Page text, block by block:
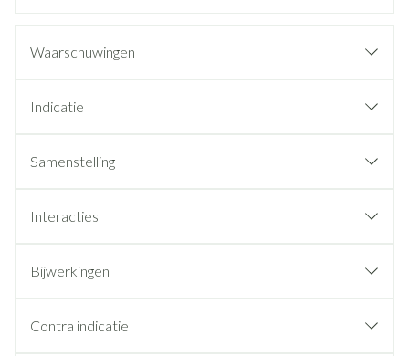
Waarschuwingen
Indicatie
Samenstelling
Interacties
Bijwerkingen
Contra indicatie